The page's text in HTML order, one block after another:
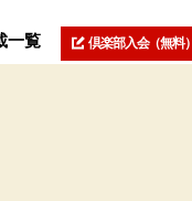
一覧 倶楽部入会（無料）